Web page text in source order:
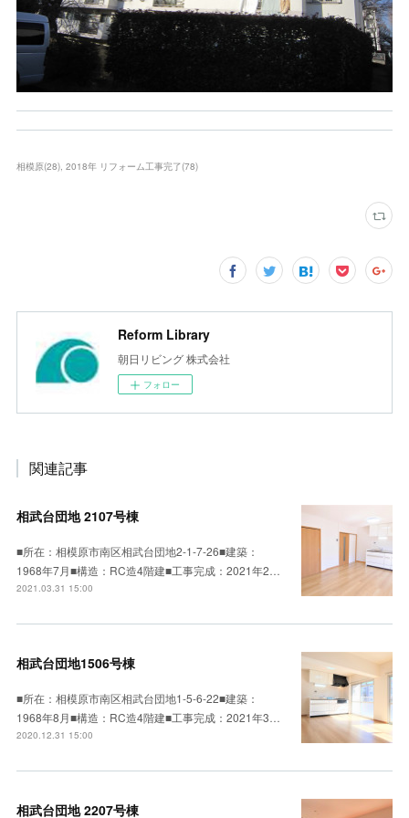
相模原(28) 2018年 リフォーム工事完了(78)
Reform Library
朝日リビング 株式会社
フォロー
関連記事
相武台団地 2107号棟
■所在：相模原市南区相武台団地2-1-7-26■建築：
1968年7月■構造：RC造4階建■工事完成：2021年2…
2021.03.31 15:00
相武台団地1506号棟
■所在：相模原市南区相武台団地1-5-6-22■建築：
1968年8月■構造：RC造4階建■工事完成：2021年3…
2020.12.31 15:00
相武台団地 2207号棟